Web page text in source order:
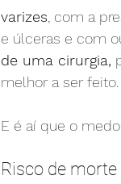
varizes , com a
e úlceras e com
de uma cirurgia,
melhor a ser feito.
E é aí que o
Risco de